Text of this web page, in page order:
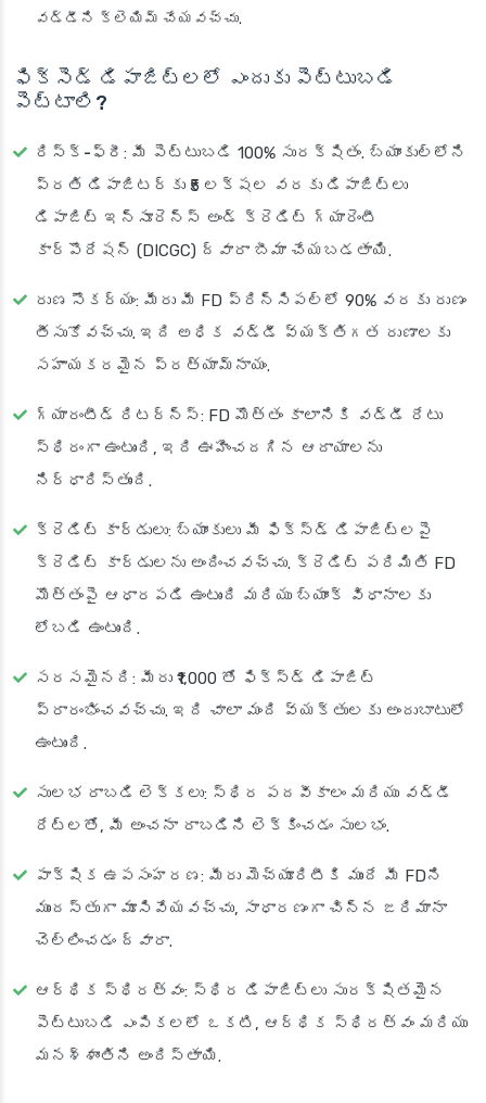
వడ్డీని క్లెయిమ్ చేయవచ్చు.
ఫిక్సెడ్ డిపాజిట్లలో ఎందుకు పెట్టుబడి
పెట్టాలి?
రిస్క్-ఫ్రీ : మీ పెట్టుబడి 100% సురక్షితం. బ్యాంకుల్లోని
ప్రతి డిపాజిటర్‌కు ₹5 లక్షల వరకు డిపాజిట్లు
డిపాజిట్ ఇన్సూరెన్స్ అండ్ క్రెడిట్ గ్యారెంటీ
కార్పొరేషన్ (DICGC) ద్వారా బీమా చేయబడతాయి.
రుణ సౌకర్యం: మీరు మీ FD ప్రిన్సిపల్‌లో 90% వరకు రుణం
తీసుకోవచ్చు. ఇది అధిక వడ్డీ వ్యక్తిగత రుణాలకు
సహాయకరమైన ప్రత్యామ్నాయం.
గ్యారంటీడ్ రిటర్న్స్: FD మొత్తం కాలానికి వడ్డీ రేటు
స్థిరంగా ఉంటుంది, ఇది ఊహించదగిన ఆదాయాలను
నిర్ధారిస్తుంది.
క్రెడిట్ కార్డులు: బ్యాంకులు మీ ఫిక్స్‌డ్ డిపాజిట్లపై
క్రెడిట్ కార్డులను అందించవచ్చు. క్రెడిట్ పరిమితి FD
మొత్తంపై ఆధారపడి ఉంటుంది మరియు బ్యాంక్ విధానాలకు
లోబడి ఉంటుంది.
సరసమైనది : మీరు ₹1,000 తో ఫిక్స్‌డ్ డిపాజిట్
ప్రారంభించవచ్చు. ఇది చాలా మంది వ్యక్తులకు అందుబాటులో
ఉంటుంది.
సులభ రాబడి లెక్కలు: స్థిర పదవీకాలం మరియు వడ్డీ
రేట్లతో, మీ అంచనా రాబడిని లెక్కించడం సులభం.
పాక్షిక ఉపసంహరణ: మీరు మెచ్యూరిటీకి ముందే మీ FDని
ముందస్తుగా మూసివేయవచ్చు, సాధారణంగా చిన్న జరిమానా
చెల్లించడం ద్వారా.
ఆర్థిక స్థిరత్వం: స్థిర డిపాజిట్లు సురక్షితమైన
పెట్టుబడి ఎంపికలలో ఒకటి, ఆర్థిక స్థిరత్వం మరియు
మనశ్శాంతిని అందిస్తాయి.